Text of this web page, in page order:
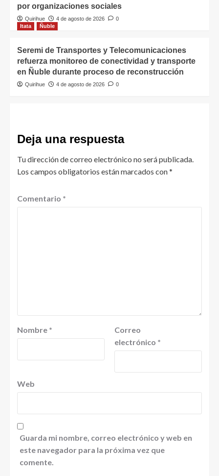
por organizaciones sociales
Quirihue 4 de agosto de 2026
0
Itata
Ñuble
Seremi de Transportes y Telecomunicaciones
refuerza monitoreo de conectividad y transporte
en Ñuble durante proceso de reconstrucción
Quirihue 4 de agosto de 2026 0
Deja una respuesta
Tu dirección de correo electrónico no será publicada.
Los campos obligatorios están marcados con*
Comentario *
Nombre *
Correo
electrónico *
Web
Guarda mi nombre, correo electrónico y web en
este navegador para la próxima vez que
comente.